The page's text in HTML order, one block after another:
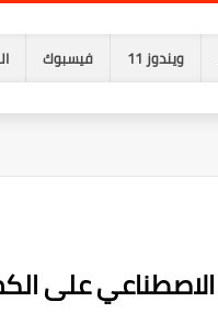
ويندوز 11 فيسبوك
على